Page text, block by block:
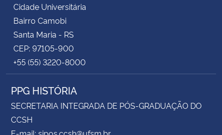
Cidade Universitária
Bairro Camobi
Santa Maria - RS
CEP: 97105-900
+55 (55) 3220-8000
PPG HISTÓRIA
SECRETARIA INTEGRADA DE PÓS-GRADUAÇÃO DO
CCSH
E-mail: sipos.ccsh@ufsm.br